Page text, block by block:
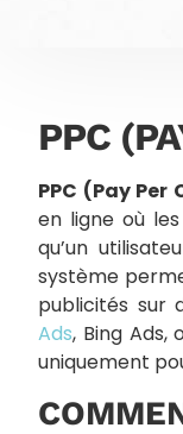
PPC
PPC (Pay Per
en ligne où
qu’un
système
publicités sur
Ads, Bing Ads,
uniquement